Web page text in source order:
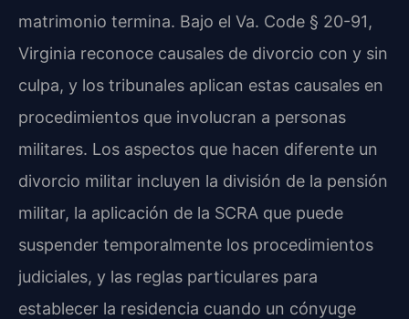
matrimonio termina. Bajo el Va. Code § 20-91,
Virginia reconoce causales de divorcio con y sin
culpa, y los tribunales aplican estas causales en
procedimientos que involucran a personas
militares. Los aspectos que hacen diferente un
divorcio militar incluyen la división de la pensión
militar, la aplicación de la SCRA que puede
suspender temporalmente los procedimientos
judiciales, y las reglas particulares para
establecer la residencia cuando un cónyuge